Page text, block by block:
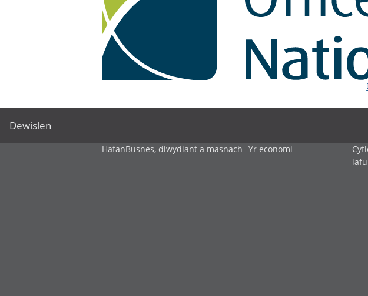
Dewislen
HafanBusnes, diwydiant a masnach Yr economi